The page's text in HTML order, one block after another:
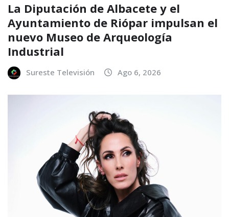
La Diputación de Albacete y el
Ayuntamiento de Riópar impulsan el
nuevo Museo de Arqueología
Industrial
Sureste Televisión Ago 6, 2026